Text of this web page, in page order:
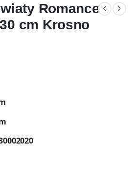
Romance
cm Krosno